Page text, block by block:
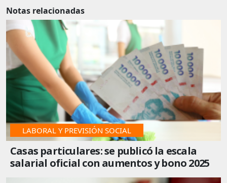
Notas relacionadas
LABORAL Y PREVISIÓN SOCIAL
Casas particulares: se publicó la escala
salarial oficial con aumentos y bono 2025